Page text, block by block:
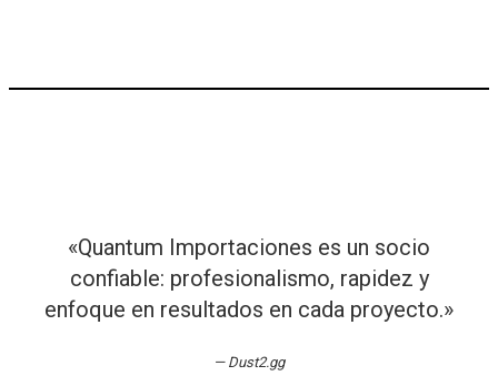
«Quantum Importaciones es un socio
confiable: profesionalismo, rapidez y
enfoque en resultados en cada proyecto.»
— Dust2.gg